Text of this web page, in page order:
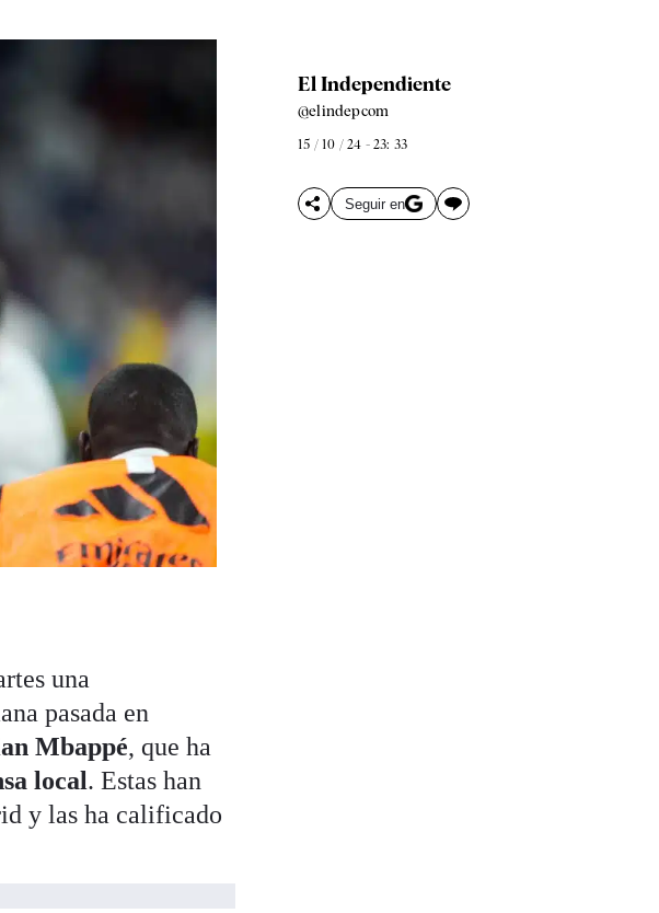
El Independiente
@elindepcom
15 / 10 / 24 - 23: 33
Seguir en
una
pasada en
Mbappé, que ha
local . Estas han
y las ha calificado